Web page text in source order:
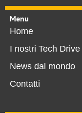
Menu
Home
I nostri Tech Drive
News dal mondo
Contatti